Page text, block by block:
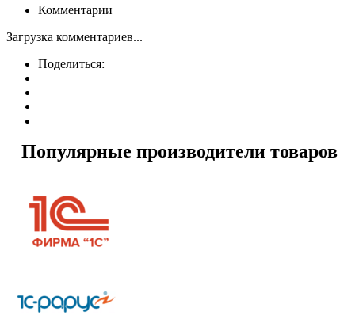
Комментарии
Загрузка комментариев...
Поделиться:
Популярные производители товаров